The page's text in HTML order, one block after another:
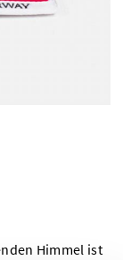
Himmel ist